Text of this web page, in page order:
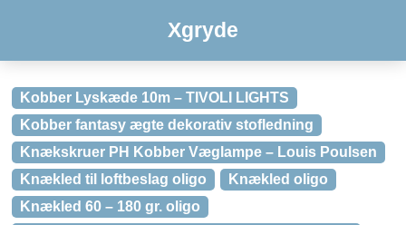
Xgryde
Kobber Lyskæde 10m – TIVOLI LIGHTS
Kobber fantasy ægte dekorativ stofledning
Knækskruer PH Kobber Væglampe – Louis Poulsen
Knækled til loftbeslag oligo
Knækled oligo
Knækled 60 – 180 gr. oligo